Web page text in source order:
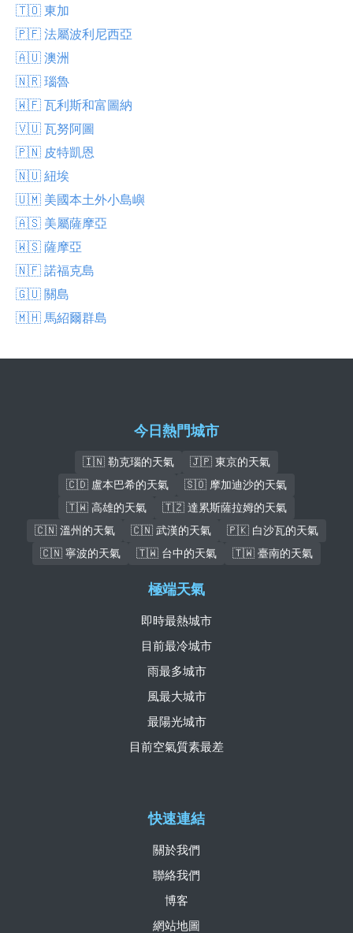
🇹🇴 東加
🇵🇫 法屬波利尼西亞
🇦🇺 澳洲
🇳🇷 瑙魯
🇼🇫 瓦利斯和富圖納
🇻🇺 瓦努阿圖
🇵🇳 皮特凱恩
🇳🇺 紐埃
🇺🇲 美國本土外小島嶼
🇦🇸 美屬薩摩亞
🇼🇸 薩摩亞
🇳🇫 諾福克島
🇬🇺 關島
🇲🇭 馬紹爾群島
今日熱門城市
🇮🇳 勒克瑙的天氣
🇯🇵 東京的天氣
🇨🇩 盧本巴希的天氣
🇸🇴 摩加迪沙的天氣
🇹🇼 高雄的天氣
🇹🇿 達累斯薩拉姆的天氣
🇨🇳 溫州的天氣
🇨🇳 武漢的天氣
🇵🇰 白沙瓦的天氣
🇨🇳 寧波的天氣
🇹🇼 台中的天氣 🇹🇼 臺南的天氣
快速連結
關於我們
聯絡我們
博客
網站地圖
極端天氣
即時最熱城市
目前最冷城市
雨最多城市
風最大城市
最陽光城市
目前空氣質素最差